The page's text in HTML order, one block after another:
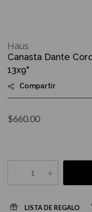
the
beginning
of
the
images
Canasta Dante
13x9"
Compartir
$660.00
- +
LISTA DE REGALO
Haus